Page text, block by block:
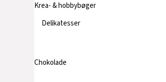
Krea- & hobbybøger
Delikatesser
Chokolade